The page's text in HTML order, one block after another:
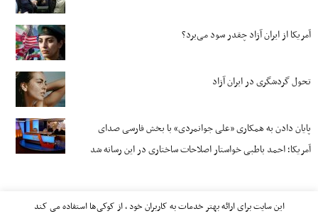
آمریکا از ایران آزاد چقدر سود می‌برد؟
تحول گردشگری در ایران آزاد
پایان دادن به همکاری «علی جوانمردی» با بخش فارسی صدای
آمریکا؛ احمد باطبی خواستار اصلاحات ساختاری در این رسانه شد
این سایت برای ارائه بهتر خدمات به کاربران خود ، از کوکی‌ها استفاده می کند